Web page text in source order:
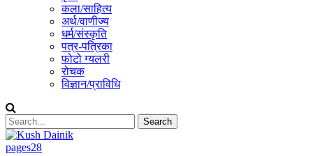
कला/साहित्य
अर्थ/वाणीज्य
धर्म/संस्कृति
पत्र-पत्रिका
फोटो ग्यलरी
रोचक
विज्ञान/प्राविधि
pages28